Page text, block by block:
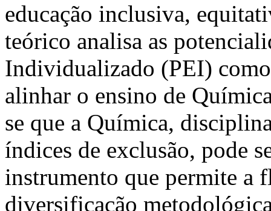
educação inclusiva,
teórico analisa as
Individualizado (PEI)
alinhar o ensino de
se que a Química,
índices de exclusão, pode
instrumento que permite a
diversificação